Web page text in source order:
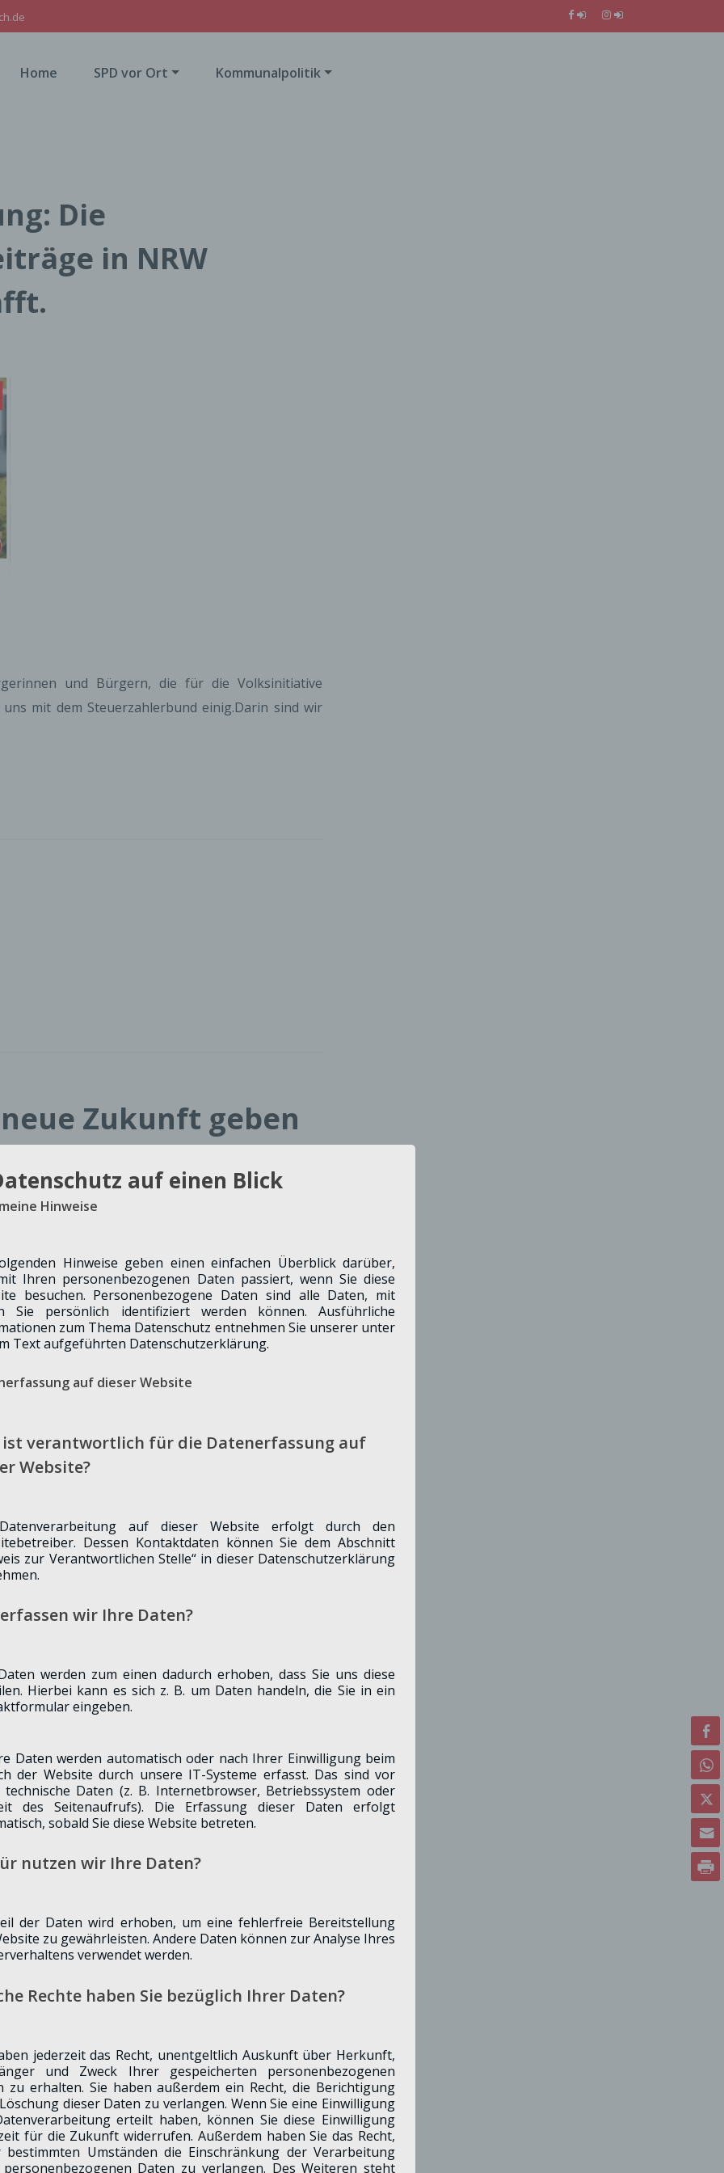
Home SPD vor Ort Kommunalpolitik
Die
in NRW
und Bürgern, die für die Volksinitiative
mit dem Steuerzahlerbund einig.Darin sind wir
Zukunft geben
in Merzenich
Schaffung von
Gemeinde
auf einen Blick
Hinweise
Hinweise geben einen einfachen Überblick darüber,
Ihren personenbezogenen Daten passiert, wenn Sie diese
besuchen. Personenbezogene Daten sind alle Daten, mit
Sie persönlich identifiziert werden können. Ausführliche
zum Thema Datenschutz entnehmen Sie unserer unter
Text aufgeführten Datenschutzerklärung.
auf dieser Website
ist verantwortlich für die Datenerfassung auf
Website?
auf dieser Website erfolgt durch den
Dessen Kontaktdaten können Sie dem Abschnitt
zur Verantwortlichen Stelle“ in dieser Datenschutzerklärung
wir Ihre Daten?
werden zum einen dadurch erhoben, dass Sie uns diese
Hierbei kann es sich z. B. um Daten handeln, die Sie in ein
eingeben.
Daten werden automatisch oder nach Ihrer Einwilligung beim
der Website durch unsere IT-Systeme erfasst. Das sind vor
technische Daten (z. B. Internetbrowser, Betriebssystem oder
des Seitenaufrufs). Die Erfassung dieser Daten erfolgt
sobald Sie diese Website betreten.
nutzen wir Ihre Daten?
der Daten wird erhoben, um eine fehlerfreie Bereitstellung
zu gewährleisten. Andere Daten können zur Analyse Ihres
verwendet werden.
Rechte haben Sie bezüglich Ihrer Daten?
jederzeit das Recht, unentgeltlich Auskunft über Herkunft,
und Zweck Ihrer gespeicherten personenbezogenen
zu erhalten. Sie haben außerdem ein Recht, die Berichtigung
dieser Daten zu verlangen. Wenn Sie eine Einwilligung
erteilt haben, können Sie diese Einwilligung
für die Zukunft widerrufen. Außerdem haben Sie das Recht,
bestimmten Umständen die Einschränkung der Verarbeitung
Daten zu verlangen. Des Weiteren steht